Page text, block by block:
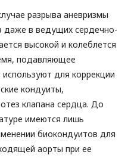
разрыва аневризмы
в ведущих сердечно-
высокой и колеблется
подавляющее
для коррекции
кондуиты,
клапана сердца. До
имеются лишь
биокондуитов для
аорты при ее